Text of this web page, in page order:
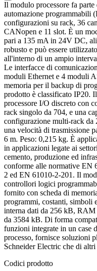
Il modulo processore fa
automazione programmabili
configurazioni su rack, 36
CANopen e 11 slot. È un
pari a 135 mA in 24V DC,
robusto e può essere
all'interno di un ampio
Le interfacce di
moduli Ethernet e 4 moduli
memoria per il backup di
prodotto è classificato IP20.
processore I/O discreto con
rack singolo da 704, e una
configurazione multi-rack da
una velocità di trasmissione
6 m. Peso: 0,215 kg. È
in applicazioni legate ai
cemento, produzione ed
conforme alle normative EN
2 ed EN 61010-2-201. Il
controllori logici
fornito con scheda di
programmi, costanti,
interna dati da 256 kB, RAM
da 3584 kB. Di forma
funzioni integrate in un case
processo, fornisce soluzioni
Schneider Electric che di
Codici prodotto